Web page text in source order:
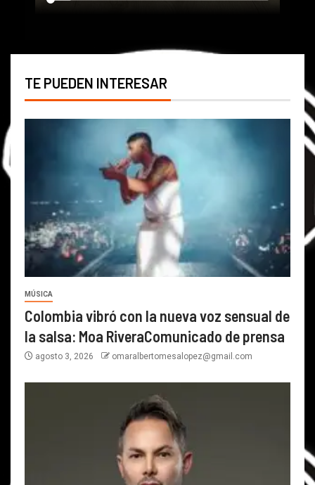
TE PUEDEN INTERESAR
MÚSICA
Colombia vibró con la nueva voz sensual de
la salsa: Moa RiveraComunicado de prensa
agosto 3, 2026 omaralbertomesalopez@gmail.com